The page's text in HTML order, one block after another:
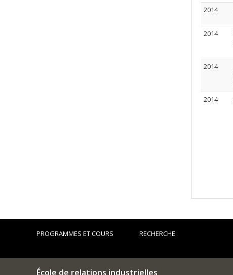
2014
2014
2014
2014
PROGRAMMES ET COURS RECHERCHE
École de relations industrielles